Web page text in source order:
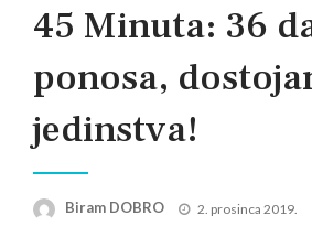
45 Minuta: 36
ponosa,
jedinstva!
Biram DOBRO
Posted
2. prosinca 2019.